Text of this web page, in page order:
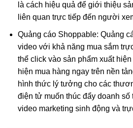
là cách hiệu quả để giới thiệu
liên quan trực tiếp đến người
Quảng cáo Shoppable: Quảng
video với khả năng mua sắm
thể click vào sản phẩm xuất
hiện mua hàng ngay trên nền
hình thức lý tưởng cho các
điện tử muốn thúc đẩy doanh số
video marketing sinh động và